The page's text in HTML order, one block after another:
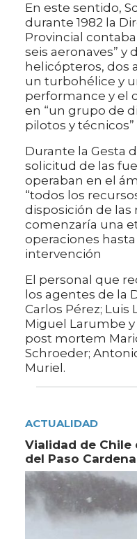
En este sentido,
durante 1982 la
Provincial
seis aeronaves” y
helicópteros, dos
un turbohélice y
performance y el
en “un grupo de
pilotos y técnicos”
Durante la Gesta
solicitud de las
operaban en el
“todos los
disposición de las
comenzaría una
operaciones
intervención
El personal que
los agentes de la
Carlos Pérez; Luis
Miguel Larumbe
post mortem
Schroeder;
Muriel.
ACTUALIDAD
Vialidad de
del Paso